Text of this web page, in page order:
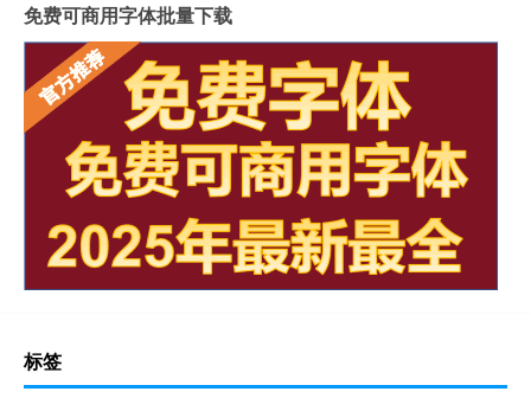
免费可商用字体批量下载
标签